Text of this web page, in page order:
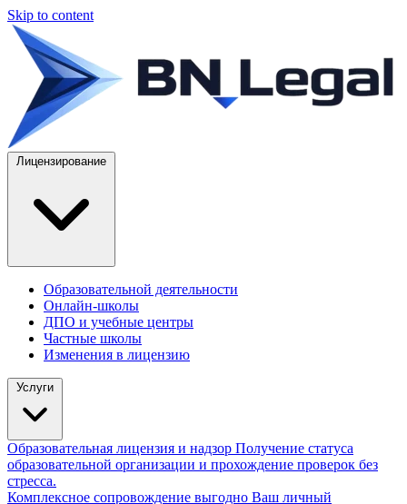
Skip to content
Лицензирование
Образовательной деятельности
Онлайн-школы
ДПО и учебные центры
Частные школы
Изменения в лицензию
Услуги
Образовательная лицензия и надзор Получение статуса
образовательной организации и прохождение проверок без
стресса.
Комплексное сопровождение выгодно Ваш личный